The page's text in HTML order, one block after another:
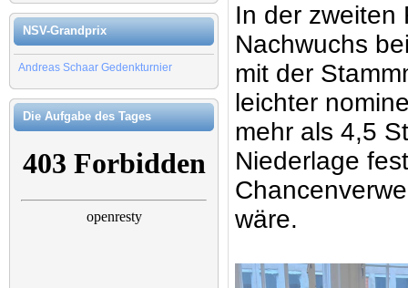
NSV-Grandprix
Andreas Schaar Gedenkturnier
Die Aufgabe des Tages
In der zweiten
Nachwuchs
mit der
leichter
mehr als 4,5
Niederlage
wäre.